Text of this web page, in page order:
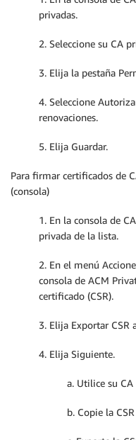
privadas.
2. Seleccione su CA
3. Elija la pestaña
4. Seleccione
renovaciones.
5. Elija Guardar.
Para firmar certificados de
(consola)
1. En la consola de
privada de la lista.
2. En el menú
consola de ACM
certificado (CSR).
3. Elija Exportar CSR
4. Elija Siguiente.
a. Utilice su
b. Copie la